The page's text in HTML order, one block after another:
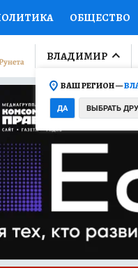
ОБЩЕСТВО
КОЛУМНИСТЫ
ОТКРЫВАЕМ МИР
ПРОМОКОДЫ
КОЛЛЕКЦИИ
НА САЙТЕ
ВЛАДИМИР
ВАШ РЕГИОН —
ДА ВЫБРАТЬ